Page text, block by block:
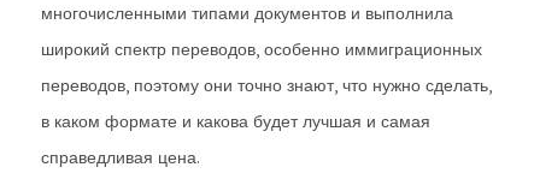
многочисленными типами документов и выполнила
широкий спектр переводов, особенно иммиграционных
переводов, поэтому они точно знают, что нужно сделать,
в каком формате и какова будет лучшая и самая
справедливая цена.